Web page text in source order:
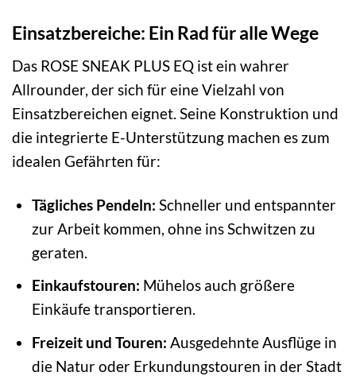
Einsatzbereiche: Ein Rad für alle Wege
Das ROSE SNEAK PLUS EQ ist ein wahrer
Allrounder, der sich für eine Vielzahl von
Einsatzbereichen eignet. Seine Konstruktion und
die integrierte E-Unterstützung machen es zum
idealen Gefährten für:
Tägliches Pendeln: Schneller und entspannter
zur Arbeit kommen, ohne ins Schwitzen zu
geraten.
Einkaufstouren: Mühelos auch größere
Einkäufe transportieren.
Freizeit und Touren: Ausgedehnte Ausflüge in
die Natur oder Erkundungstouren in der Stadt